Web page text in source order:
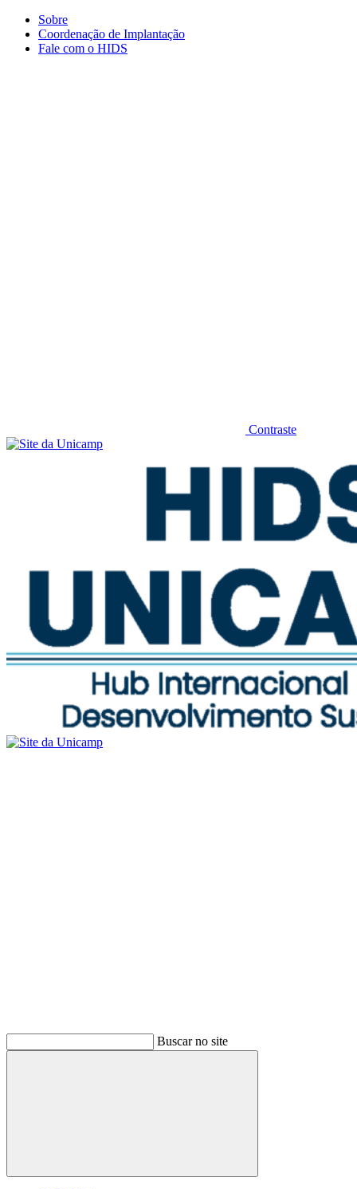
Conteúdo principal
Sobre
Coordenação de Implantação
Fale com o HIDS
Contraste
Buscar no site
Buscar